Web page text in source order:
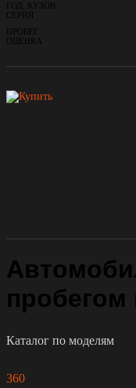
ГОД, КУЗОВ
СЕРИЯ
ПРОБЕГ
ОЦЕНКА
пробегом
Каталог по моделям
360